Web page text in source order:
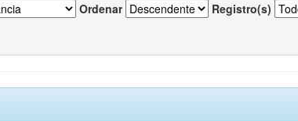
Ordenar Registro(s)